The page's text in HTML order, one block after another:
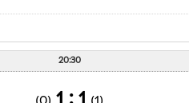
20:30